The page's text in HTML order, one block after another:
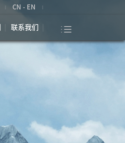
CN - EN
联系我们